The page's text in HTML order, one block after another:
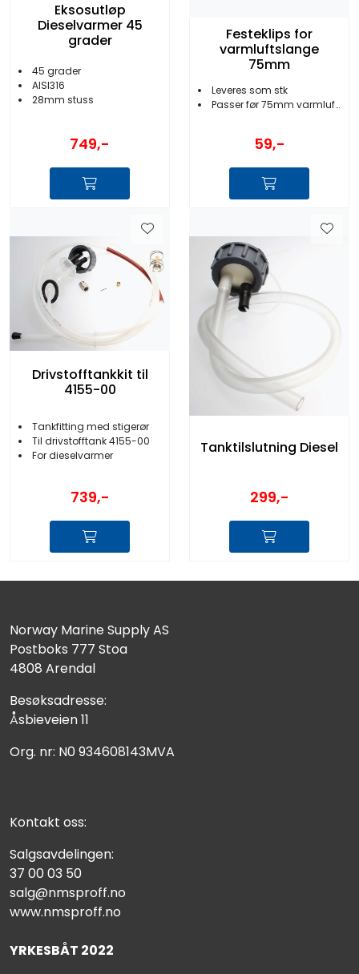
Eksosutløp
Dieselvarmer 45
grader
45 grader
AISI316
28mm stuss
749,-
Festeklips for
varmluftslange
75mm
Leveres som stk
Passer før 75mm varmluftslanger
59,-
Drivstofftankkit til
4155-00
Tankfitting med stigerør
Til drivstofftank 4155-00
For dieselvarmer
739,-
Tanktilslutning Diesel
299,-
Norway Marine Supply AS
Postboks 777 Stoa
4808 Arendal
Besøksadresse:
Åsbieveien 11
Org. nr: N0 934608143MVA
Kontakt oss:
Salgsavdelingen:
37 00 03 50
salg@nmsproff.no
www.nmsproff.no
YRKESBÅT 2022